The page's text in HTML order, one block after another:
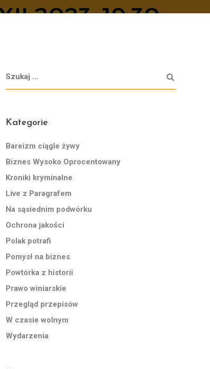
Kategorie
Bareizm ciągle żywy
Biznes Wysoko Oprocentowany
Kroniki kryminalne
Live z Paragrafem
Na sąsiednim podwórku
Ochrona jakości
Polak potrafi
Pomysł na biznes
Powtórka z historii
Prawo winiarskie
Przegląd przepisów
W czasie wolnym
Wydarzenia